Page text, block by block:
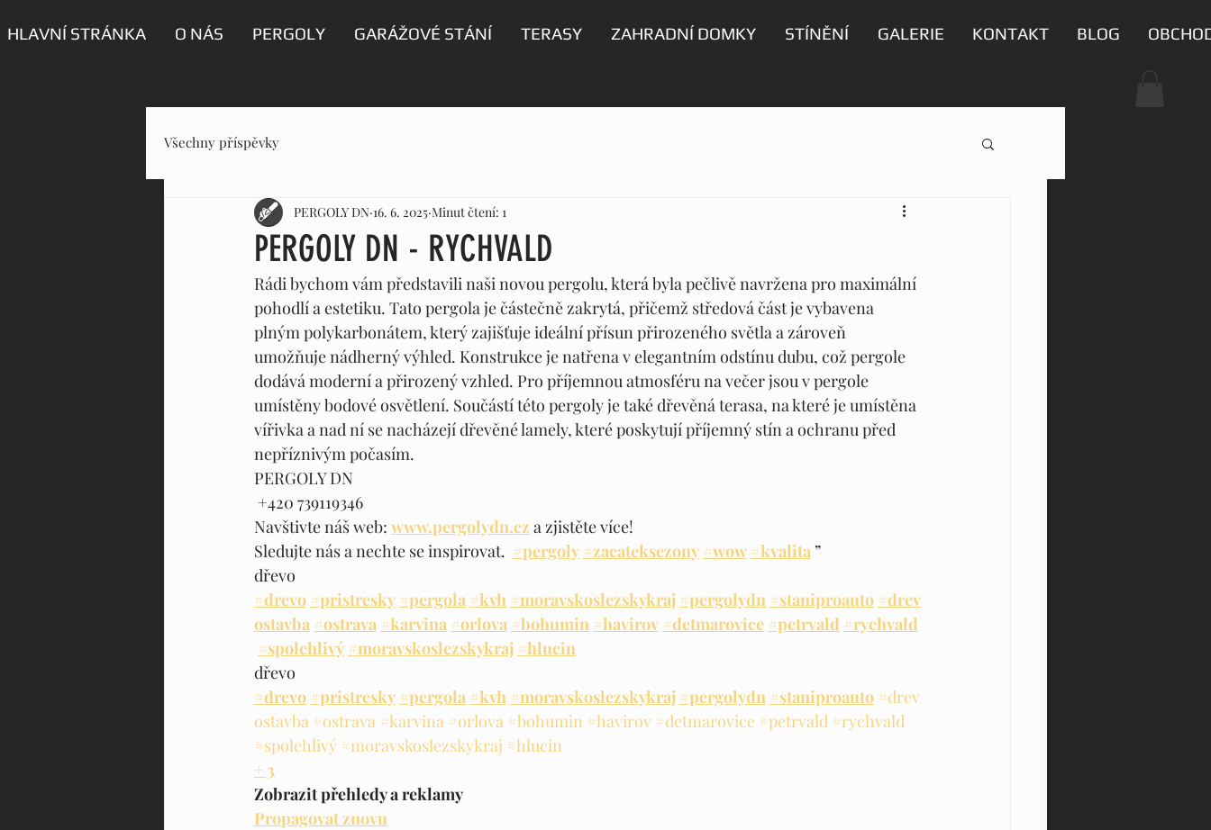
HLAVNÍ STRÁNKA O NÁS PERGOLY GARÁŽOVÉ STÁNÍ TERASY ZAHRADNÍ DOMKY STÍNĚNÍ GALERIE KONTAKT BLOG
Všechny příspěvky
PERGOLY DN - RYCHVALD
PERGOLY DN 16. 6. 2025 Minut čtení: 1
Rádi bychom vám představili naši novou pergolu, která byla pečlivě navržena pro maximální
pohodlí a estetiku. Tato pergola je částečně zakrytá, přičemž středová část je vybavena
plným polykarbonátem, který zajišťuje ideální přísun přirozeného světla a zároveň
umožňuje nádherný výhled. Konstrukce je natřena v elegantním odstínu dubu, což pergole
dodává moderní a přirozený vzhled. Pro příjemnou atmosféru na večer jsou v pergole
umístěny bodové osvětlení. Součástí této pergoly je také dřevěná terasa, na které je umístěna
vířivka a nad ní se nacházejí dřevěné lamely, které poskytují příjemný stín a ochranu před
nepříznivým počasím.
PERGOLY DN
+420 739119346
Navštivte náš web: www.pergolydn.cz a zjistěte více!
Sledujte nás a nechte se inspirovat. #pergoly #zacateksezony #wow #kvalita ”
dřevo
#drevo #pristresky #pergola #kvh #moravskoslezskykraj #pergolydn #staniproauto #drev
ostavba #ostrava #karvina #orlova #bohumin #havirov #detmarovice #petrvald #rychvald
#spolehlivý #moravskoslezskykraj #hlucin
dřevo
#drevo #pristresky #pergola #kvh #moravskoslezskykraj #pergolydn #staniproauto #drev
ostavba #ostrava #karvina #orlova #bohumin #havirov #detmarovice #petrvald #rychvald
#spolehlivý #moravskoslezskykraj #hlucin
+ 3
Zobrazit přehledy a reklamy
Propagovat znovu